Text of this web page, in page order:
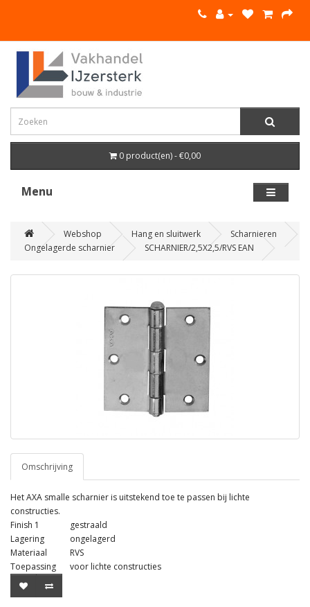
0 product(en) - €0,00
Menu
Webshop Hang en sluitwerk
Scharnieren
Ongelagerde scharnier
SCHARNIER/2,5X2,5/RVS EAN
Omschrijving
Het AXA smalle scharnier is uitstekend toe te passen bij lichte
constructies.
Finish 1
gestraald
Lagering
ongelagerd
Materiaal
RVS
Toepassing
voor lichte constructies